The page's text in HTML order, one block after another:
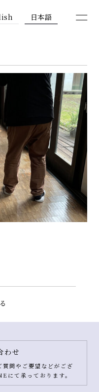
日本語
わせ
問やご要望などがござ
にて承っております。